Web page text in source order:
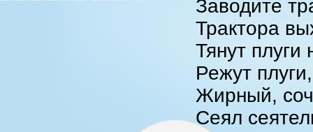
Заводите
Трактора
Тянут плуги
Режут
Жирный,
Сеял